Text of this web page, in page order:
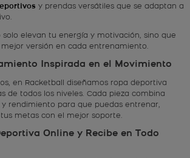
y prendas versátiles que se adaptan a
solo elevan tu energía y motivación, sino que
versión en cada entrenamiento.
Inspirada en el Movimiento
en Racketball diseñamos ropa deportiva
de todos los niveles. Cada pieza combina
y rendimiento para que puedas entrenar,
metas con el mejor soporte.
Online y Recibe en Todo